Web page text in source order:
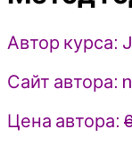
примере
2026
года
Joey
Yap
Автор курса:
Сайт автора:
Цена автора: